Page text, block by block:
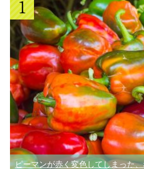
ピーマンが赤く変色してしまった